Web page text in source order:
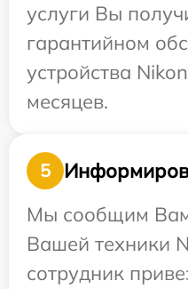
услуги Вы
гарантийном
устройства
месяцев.
5
Мы сообщим Вам
Вашей техники
сотрудник